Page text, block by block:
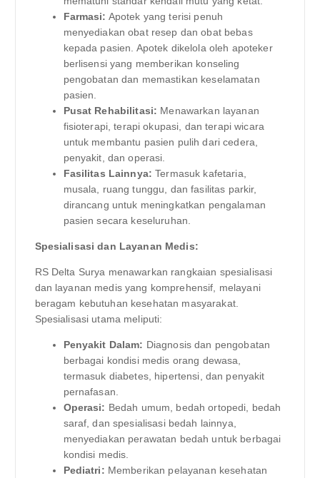
Farmasi: Apotek yang terisi penuh
menyediakan obat resep dan obat bebas
kepada pasien. Apotek dikelola oleh apoteker
berlisensi yang memberikan konseling
pengobatan dan memastikan keselamatan
pasien.
Pusat Rehabilitasi: Menawarkan layanan
fisioterapi, terapi okupasi, dan terapi wicara
untuk membantu pasien pulih dari cedera,
penyakit, dan operasi.
Fasilitas Lainnya: Termasuk kafetaria,
musala, ruang tunggu, dan fasilitas parkir,
dirancang untuk meningkatkan pengalaman
pasien secara keseluruhan.
Spesialisasi dan Layanan Medis:
RS Delta Surya menawarkan rangkaian spesialisasi
dan layanan medis yang komprehensif, melayani
beragam kebutuhan kesehatan masyarakat.
Spesialisasi utama meliputi:
Penyakit Dalam: Diagnosis dan pengobatan
berbagai kondisi medis orang dewasa,
termasuk diabetes, hipertensi, dan penyakit
pernafasan.
Operasi: Bedah umum, bedah ortopedi, bedah
saraf, dan spesialisasi bedah lainnya,
menyediakan perawatan bedah untuk berbagai
kondisi medis.
Pediatri: Memberikan pelayanan kesehatan